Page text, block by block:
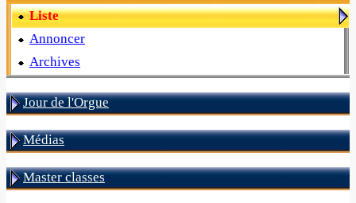
Liste
Annoncer
Archives
Jour de l'Orgue
Médias
Master classes